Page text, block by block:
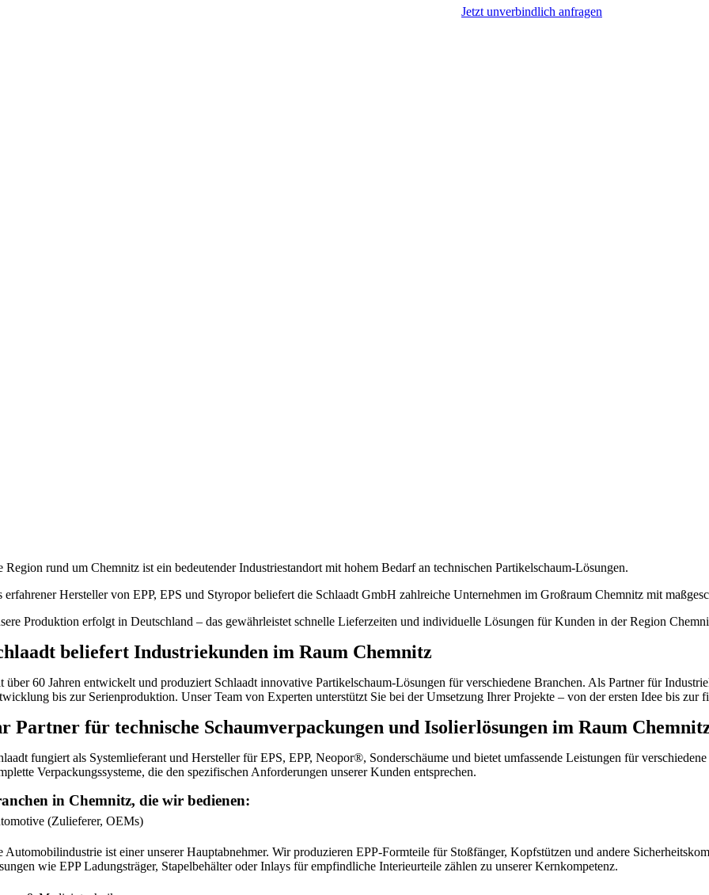
Jetzt unverbindlich anfragen
Region rund um Chemnitz ist ein bedeutender Industriestandort mit hohem Bedarf an technischen Partikelschaum-Lösungen.
erfahrener Hersteller von EPP, EPS und Styropor beliefert die Schlaadt GmbH zahlreiche Unternehmen im Großraum Chemnitz mit
Produktion erfolgt in Deutschland – das gewährleistet schnelle Lieferzeiten und individuelle Lösungen für Kunden in der Region
beliefert Industriekunden im Raum Chemnitz
über 60 Jahren entwickelt und produziert Schlaadt innovative Partikelschaum-Lösungen für verschiedene Branchen. Als Partner für
bis zur Serienproduktion. Unser Team von Experten unterstützt Sie bei der Umsetzung Ihrer Projekte – von der ersten Idee bis zur
Partner für technische Schaumverpackungen und Isolierlösungen im Raum
fungiert als Systemlieferant und Hersteller für EPS, EPP, Neopor®, Sonderschäume und bietet umfassende Leistungen für
Verpackungssysteme, die den spezifischen Anforderungen unserer Kunden entsprechen.
in Chemnitz, die wir bedienen:
(Zulieferer, OEMs)
Automobilindustrie ist einer unserer Hauptabnehmer. Wir produzieren EPP-Formteile für Stoßfänger, Kopfstützen und andere
wie EPP Ladungsträger, Stapelbehälter oder Inlays für empfindliche Interieurteile zählen zu unserer Kernkompetenz.